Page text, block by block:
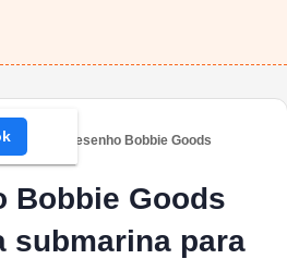
Colorir » Desenho Bobbie Goods
colorir
Bobbie Goods
submarina para